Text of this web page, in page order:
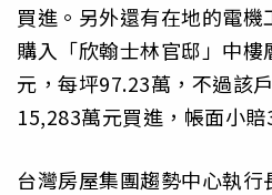
買進。另外還有在地的電機
購入「欣翰士林官邸」中樓
元，每坪97.23萬，不過該
15,283萬元買進，帳面小賠
台灣房屋集團趨勢中心執